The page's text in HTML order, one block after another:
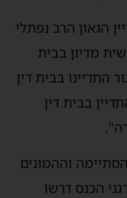
הגאון הרב נפתלי
מדיון בבית
התדיינו בבית דין
בבית דין
וההמונים
הכנס דרשו